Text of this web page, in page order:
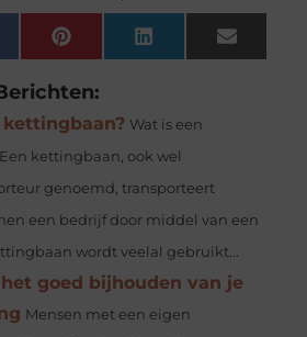
Pinterest LinkedIn Email
Wat is een
kettingbaan, ook wel
genoemd, transporteert
een bedrijf door middel van een
wordt veelal gebruikt...
goed bijhouden van je
Mensen met een eigen